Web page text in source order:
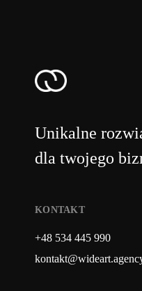
Unikalne
dla twojego
KONTAKT
+48 534 445 990